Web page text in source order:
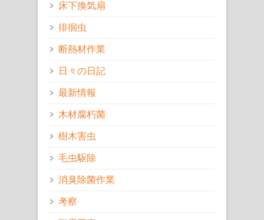
床下換気扇
徘徊虫
断熱材作業
日々の日記
最新情報
木材腐朽菌
樹木害虫
毛虫駆除
消臭除菌作業
考察